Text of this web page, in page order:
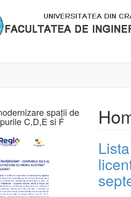
spații de
C,D,E si F